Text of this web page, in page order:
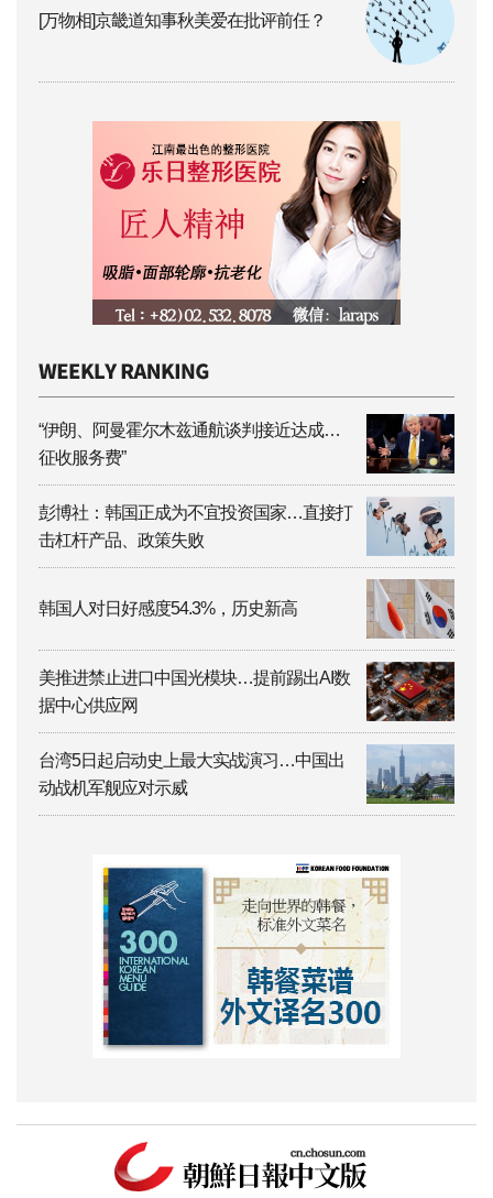
[万物相]京畿道知事秋美爱在批评前任？
“伊朗、阿曼霍尔木兹通航谈判接近达成…
征收服务费”
彭博社：韩国正成为不宜投资国家…直接打
击杠杆产品、政策失败
韩国人对日好感度54.3%，历史新高
美推进禁止进口中国光模块…提前踢出AI数
据中心供应网
台湾5日起启动史上最大实战演习…中国出
动战机军舰应对示威